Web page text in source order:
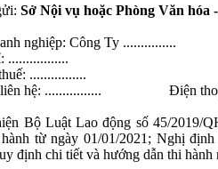
Sở Nội vụ hoặc Phòng Văn
nghiệp: Công Ty ...............
.................
................
liên hệ: ................ Điện
Bộ Luật Lao động số 45/2019/
từ ngày 01/01/2021; Nghị
định chi tiết và hướng dẫn thi